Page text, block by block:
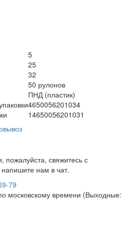
5
25
32
50 рулонов
ПНД (пластик)
4650056201034
14650056201031
пожалуйста, свяжитесь с
нам в чат.
79
московскому времени (Выходные: